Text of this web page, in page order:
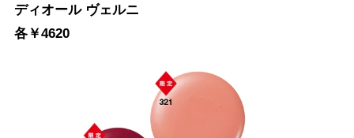
ディオール ヴェルニ
各￥4620